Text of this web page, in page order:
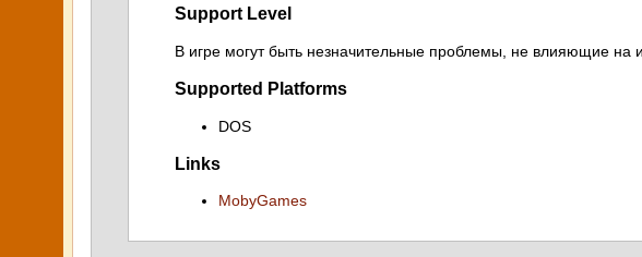
Support Level
В игре могут быть незначительные проблемы, не влияющие на
Supported Platforms
DOS
Links
MobyGames